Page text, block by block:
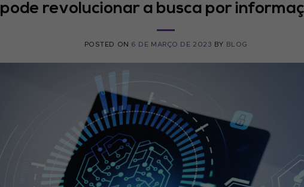
pode revolucionar a busca por
POSTED ON 6 DE MARÇO DE 2023 BY BLOG